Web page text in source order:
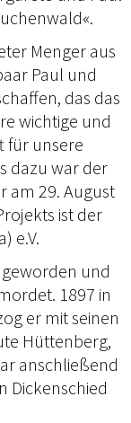
Menger aus
Paul und
das das
wichtige und
für unsere
dazu war der
am 29. August
ist der
e.V.
und
1897 in
er mit seinen
Hüttenberg,
anschließend
Dickenschied